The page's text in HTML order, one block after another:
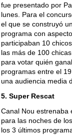
fue presentado por
lunes. Para el
el que se construyó
programa con
participaban 10
las más de 100
para votar quién
programas entre el
una audiencia media
5. Super Rescat
Canal Nou estrenaba
para las noches de
los 3 últimos